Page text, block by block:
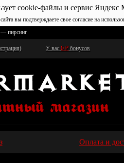
cookie-файлы и сервис Яндекс
вы подтверждаете свое согласие на
— пирсинг
) У вас 0 ₽ бонусов
Оплата и